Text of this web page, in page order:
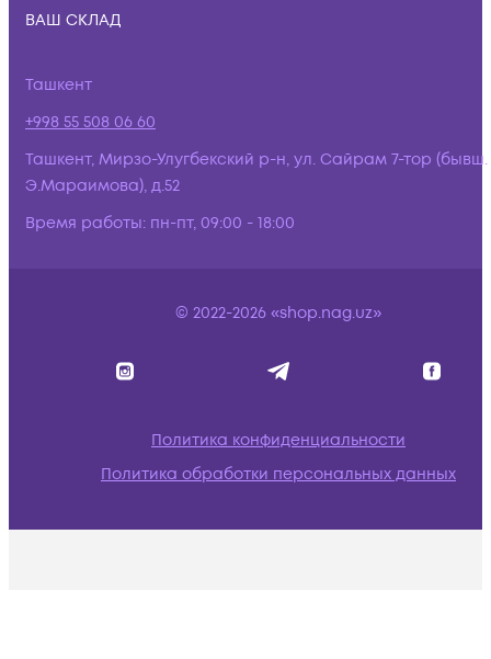
ВАШ СКЛАД
Ташкент
+998 55 508 06 60
Ташкент, Мирзо-Улугбекский р-н, ул. Сайрам 7-тор (бывш.
Э.Мараимова), д.52
Время работы: пн-пт, 09:00 - 18:00
© 2022-2026 «shop.nag.uz»
Политика конфиденциальности
Политика обработки персональных данных